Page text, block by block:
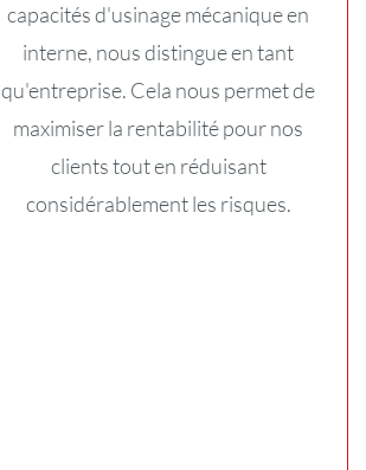
capacités d'usinage mécanique en
interne, nous distingue en tant
qu'entreprise. Cela nous permet de
maximiser la rentabilité pour nos
clients tout en réduisant
considérablement les risques.